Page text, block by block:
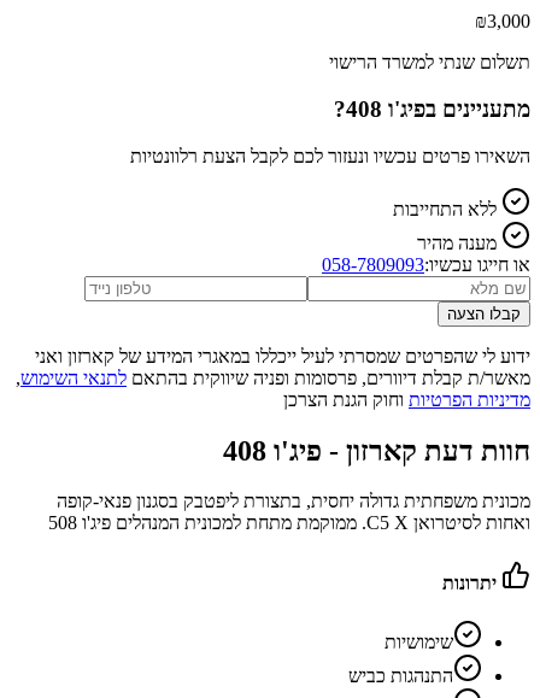
₪3,000
תשלום שנתי למשרד הרישוי
מתעניינים בפיג'ו 408 ?
השאירו פרטים עכשיו ונעזור לכם לקבל הצעת רלוונטיות
ללא התחייבות
מענה מהיר
או חייגו עכשיו:058-7809093
קבלו הצעה
ידוע לי שהפרטים שמסרתי לעיל ייכללו במאגרי המידע של קארזון ואני
מאשר/ת קבלת דיוורים, פרסומות ופניה שיווקית בהתאם לתנאי השימוש,
מדיניות הפרטיות וחוק הגנת הצרכן
חוות דעת קארזון - פיג'ו 408
מכונית משפחתית גדולה יחסית, בתצורת ליפטבק בסגנון פנאי-קופה
ואחות לסיטרואן C5 X. ממוקמת מתחת למכונית המנהלים פיג'ו 508
יתרונות
שימושיות
התנהגות כביש